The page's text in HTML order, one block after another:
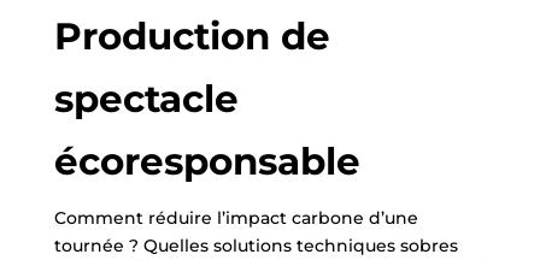
Production de
spectacle
écoresponsable
Comment réduire l’impact carbone d’une
tournée ? Quelles solutions techniques sobres